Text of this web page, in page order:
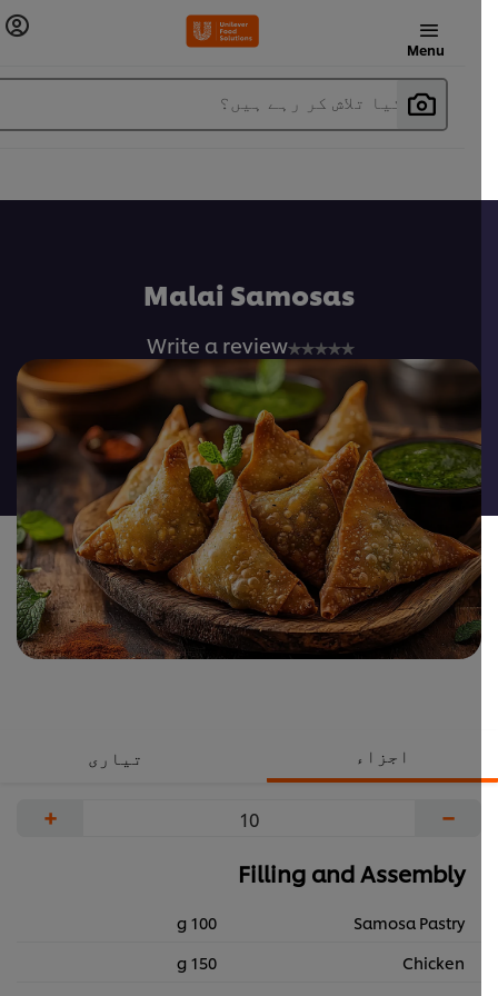
Menu
آپ کیا تلاش کر رہے ہیں؟
Malai Samosas
No
ratings
submitted
for
this
recipe
Write a review
اجزاء تیاری
Filling and Assembly
Samosa Pastry
100 g
Chicken
150 g